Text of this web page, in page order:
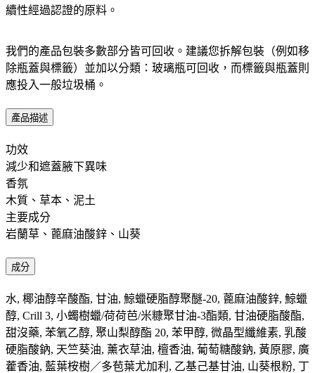
續性經過認證的原料。​
我們的產品包裝多數部分皆可回收。建議您拆解包裝（例如移
除瓶蓋與標籤）並加以分類：玻璃瓶可回收，而標籤與瓶蓋則
應投入一般垃圾桶。
產品描述
功效 ​ ​
減少和遮蓋腋下異味
香氛 ​
木質、草本、泥土
主要成分 ​
岩蘭草、蓖麻油酸鋅、山葵
成分
水, 椰油醇辛酸酯, 甘油, 鯨蠟硬脂醇聚醚-20, 蓖麻油酸鋅, 鯨蠟
醇, Crill 3, 小蠋樹蠟/荷荷芭/米糠聚甘油-3酯類, 甘油硬脂酸酯,
甜沒藥, 苯氧乙醇, 聚山梨醇酯 20, 苯甲醇, 微晶型纖維素, 乳酸
硬脂酸鈉, 天竺葵油, 薰衣草油, 檀香油, 葡萄糖酸鈉, 黃原膠, 廣
藿香油, 藍葉桉樹／多苞葉尤加利, 乙基己基甘油, 山葵根粉, 丁